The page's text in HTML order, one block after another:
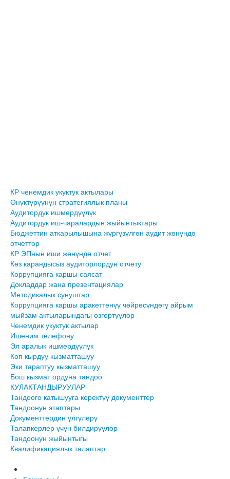
КР ченемдик укуктук актылары
Өнүктүрүүнүн стратегиялык планы
Аудитордук ишмердүүлүк
Аудитордук иш-чаралардын жыйынтыктары
Бюджеттин аткарылышына жүргүзүлгөн аудит жөнүндө
отчеттор
КР ЭПнын иши жөнүндө отчет
Көз карандысыз аудиторлордун отчету
Коррупцияга каршы саясат
Докладдар жана презентациялар
Методикалык сунуштар
Коррупцияга каршы аракеттенүү чөйрөсүндөгү айрым
мыйзам актыларындагы өзгөртүүлөр
Ченемдик укуктук актылар
Ишеним телефону
Эл аралык ишмердүүлүк
Көп кырдуу кызматташуу
Эки тараптуу кызматташуу
Бош кызмат ордуна тандоо
КУЛАКТАНДЫРУУЛАР
Тандоого катышууга керектүү документтер
Тандоонун этаптары
Документтердин үлгүлөрү
Талапкерлер үчүн билдирүүлөр
Тандоонун жыйынтыгы
Квалификациялык талаптар